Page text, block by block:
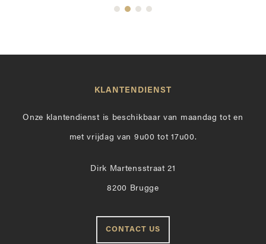
KLANTENDIENST
Onze klantendienst is beschikbaar van maandag tot en
met vrijdag van 9u00 tot 17u00.
Dirk Martensstraat 21
8200 Brugge
CONTACT US